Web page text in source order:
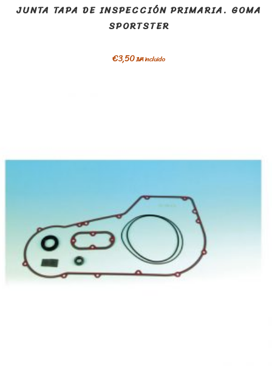
JUNTA TAPA DE INSPECCIÓN PRIMARIA. GOMA
SPORTSTER
€3,50IVA incluido